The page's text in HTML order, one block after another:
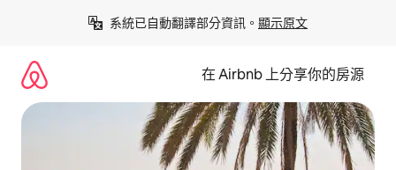
系統已自動翻譯部分資訊。 顯示原文
在 Airbnb 上分享你的房源